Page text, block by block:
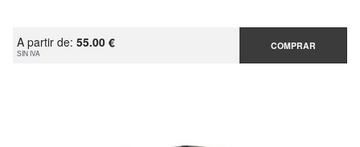
A partir de: 55.00 €
SIN IVA
COMPRAR